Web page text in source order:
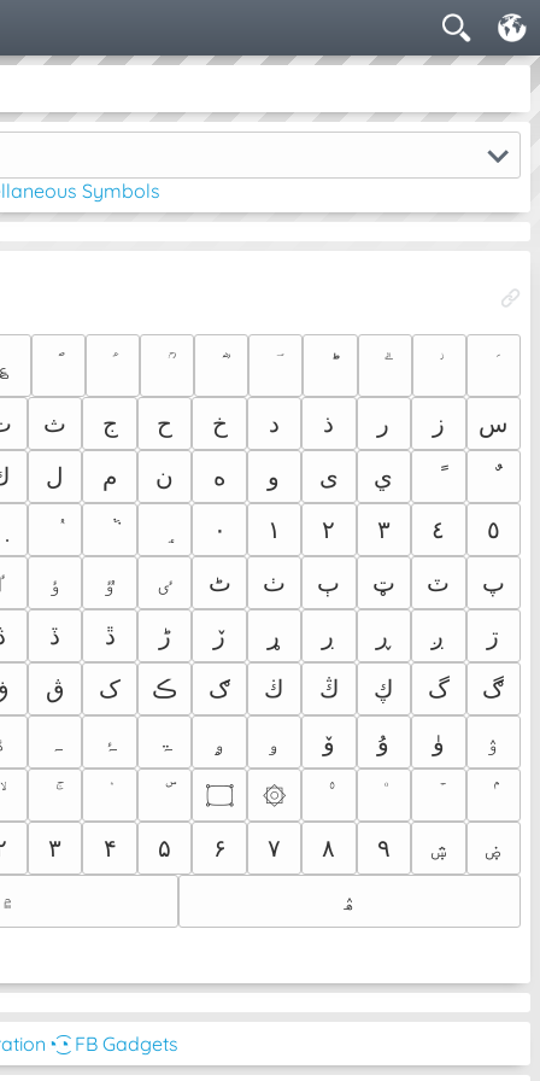
Symbols
؏
ث ج ح خ د ذ ر ز
س
ل م ن ه و ى
ي
٠
١ ٢ ٣ ٤
٥
ٵ ٶ ٷ ٸ ٹ ٺ ٻ ټ ٽ
پ
ڏ ڐ ڑ ڒ ړ ڔ ڕ ږ
ڗ
ڨ ک ڪ ګ ڬ ڭ ڮ گ
ڰ
ہ ۂ ۃ ۄ ۅ ۆ ۇ ۈ
ۉ
۝
۞
۳ ۴ ۵ ۶ ۷ ۸ ۹ ۺ
ۻ
۾ ۿ
◔͜͡◔ FB Gadgets